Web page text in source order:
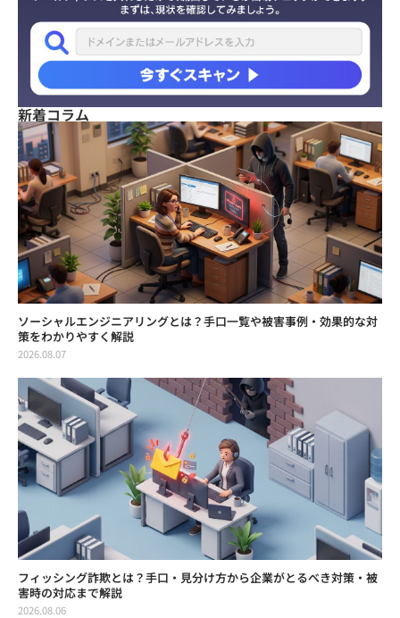
新着コラム
ソーシャルエンジニアリングとは？手口一覧や被害事例・効果的な対
策をわかりやすく解説
2026.08.07
フィッシング詐欺とは？手口・見分け方から企業がとるべき対策・被
害時の対応まで解説
2026.08.06